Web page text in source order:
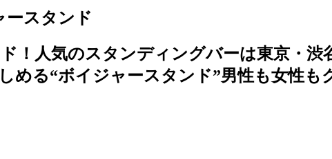
ースタンド
！人気のスタンディングバーは東京・渋
める“ボイジャースタンド”男性も女性